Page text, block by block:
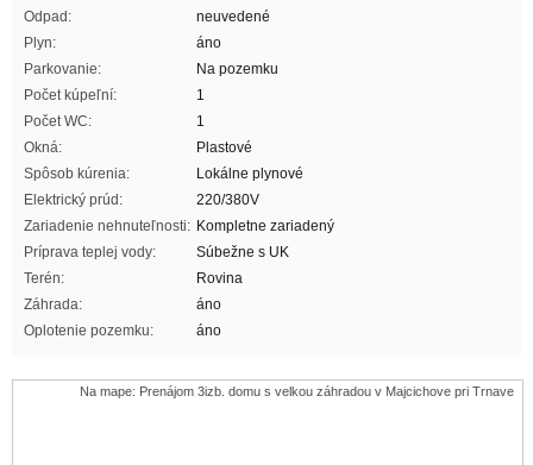
Odpad:
neuvedené
Plyn:
áno
Parkovanie:
Na pozemku
Počet kúpeľní:
1
Počet WC:
1
Okná:
Plastové
Spôsob kúrenia:
Lokálne plynové
Elektrický prúd:
220/380V
Zariadenie nehnuteľnosti: Kompletne zariadený
Príprava teplej vody:
Súbežne s UK
Terén:
Rovina
Záhrada:
áno
Oplotenie pozemku:
áno
Na mape: Prenájom 3izb. domu s velkou záhradou v Majcichove pri Trnave